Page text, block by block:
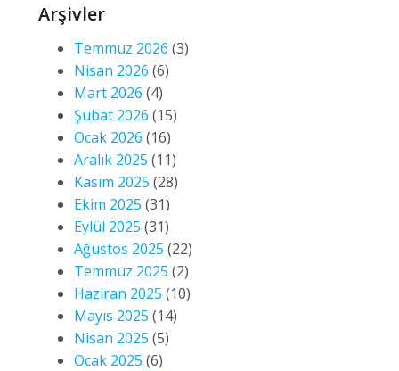
Arşivler
Temmuz 2026 (3)
Nisan 2026 (6)
Mart 2026 (4)
Şubat 2026 (15)
Ocak 2026 (16)
Aralık 2025 (11)
Kasım 2025 (28)
Ekim 2025 (31)
Eylül 2025 (31)
Ağustos 2025 (22)
Temmuz 2025 (2)
Haziran 2025 (10)
Mayıs 2025 (14)
Nisan 2025 (5)
Ocak 2025 (6)